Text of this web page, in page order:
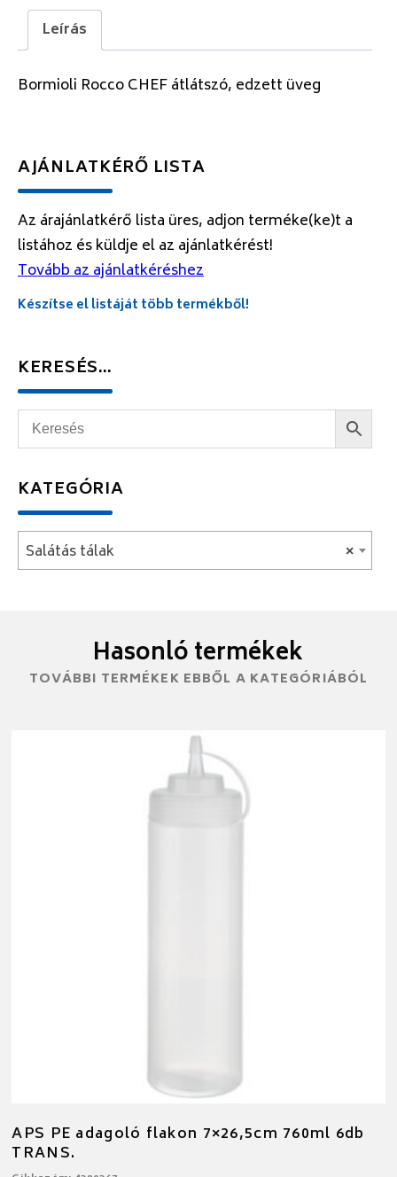
Leírás
Bormioli Rocco CHEF átlátszó, edzett üveg
AJÁNLATKÉRŐ LISTA
Az árajánlatkérő lista üres, adjon terméke(ke)t a
listához és küldje el az ajánlatkérést!
Tovább az ajánlatkéréshez
Készítse el listáját több termékből!
KERESÉS…
KATEGÓRIA
×
Salátás tálak
Hasonló termékek
TOVÁBBI TERMÉKEK EBBŐL A KATEGÓRIÁBÓL
APS PE adagoló flakon 7×26,5cm 760ml 6db
TRANS.